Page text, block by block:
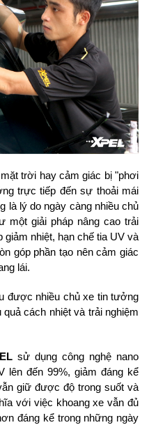
trời hay cảm giác bị "phơi
trực tiếp đến sự thoải mái
là lý do ngày càng nhiều chủ
một giải pháp nâng cao trải
giảm nhiệt, hạn chế tia UV và
góp phần tạo nên cảm giác
lái.
được nhiều chủ xe tin tưởng
cách nhiệt và trải nghiệm
sử dụng công nghệ nano
lên đến 99%, giảm đáng kể
giữ được độ trong suốt và
với việc khoang xe vẫn đủ
đáng kể trong những ngày